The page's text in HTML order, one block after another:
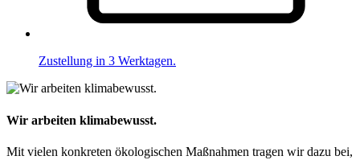
Zustellung in 3 Werktagen.
Wir arbeiten klimabewusst.
Mit vielen konkreten ökologischen Maßnahmen tragen wir dazu bei,